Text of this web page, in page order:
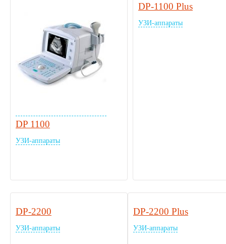
DP 1100
УЗИ-аппараты
DP-1100 Plus
УЗИ-аппараты
DP-2200
УЗИ-аппараты
DP-2200 Plus
УЗИ-аппараты